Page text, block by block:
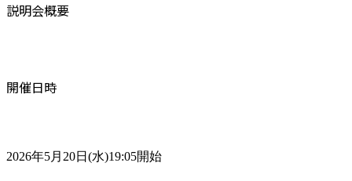
説明会概要
開催日時
2026年5月20日(水)19:05開始